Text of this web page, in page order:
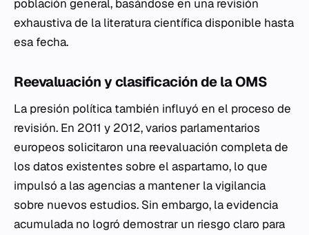
población general, basándose en una revisión
exhaustiva de la literatura científica disponible hasta
esa fecha.
Reevaluación y clasificación de la OMS
La presión política también influyó en el proceso de
revisión. En 2011 y 2012, varios parlamentarios
europeos solicitaron una reevaluación completa de
los datos existentes sobre el aspartamo, lo que
impulsó a las agencias a mantener la vigilancia
sobre nuevos estudios. Sin embargo, la evidencia
acumulada no logró demostrar un riesgo claro para